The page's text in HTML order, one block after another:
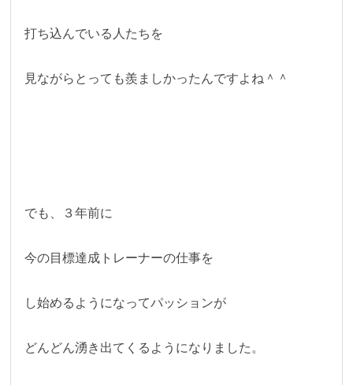
打ち込んでいる人たちを
見ながらとっても羨ましかったんですよね＾＾
でも、３年前に
今の目標達成トレーナーの仕事を
し始めるようになってパッションが
どんどん湧き出てくるようになりました。